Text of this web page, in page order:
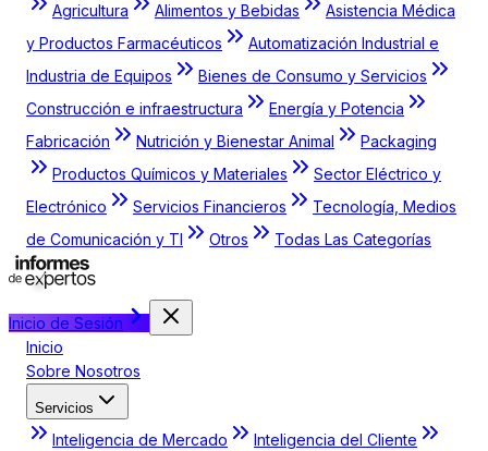
Agricultura
Alimentos y Bebidas
Asistencia Médica
y Productos Farmacéuticos
Automatización Industrial e
Industria de Equipos
Bienes de Consumo y Servicios
Construcción e infraestructura
Energía y Potencia
Fabricación
Nutrición y Bienestar Animal
Packaging
Productos Químicos y Materiales
Sector Eléctrico y
Electrónico
Servicios Financieros
Tecnología, Medios
de Comunicación y TI
Otros Todas Las Categorías
Inicio de Sesión
Inicio
Sobre Nosotros
Servicios
Inteligencia de Mercado
Inteligencia del Cliente